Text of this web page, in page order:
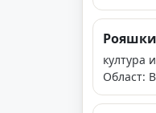
култура
Област: